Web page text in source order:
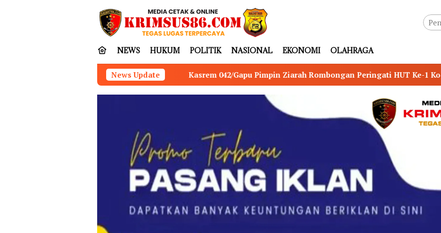
NEWS HUKUM POLITIK NASIONAL EKONOMI OLAHRAGA
News Update
Kasrem 042/Gapu Pimpin Ziarah Rombongan Peringati HUT Ke-1 Kodam XX/Tuanku Imam Bonjol